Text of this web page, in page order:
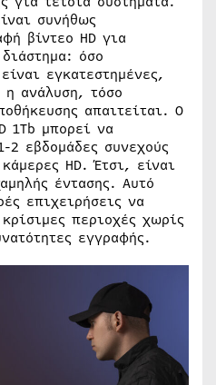
συνήθως
βίντεο HD για
όσο
εγκατεστημένες,
η ανάλυση, τόσο
απαιτείται. Ο
1Tb μπορεί να
2 εβδομάδες συνεχούς
HD. Έτσι, είναι
έντασης. Αυτό
επιχειρήσεις να
περιοχές χωρίς
εγγραφής.